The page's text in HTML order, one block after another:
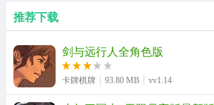
推荐下载
剑与远行人全角色版
卡牌棋牌 93.80 MB vv1.14